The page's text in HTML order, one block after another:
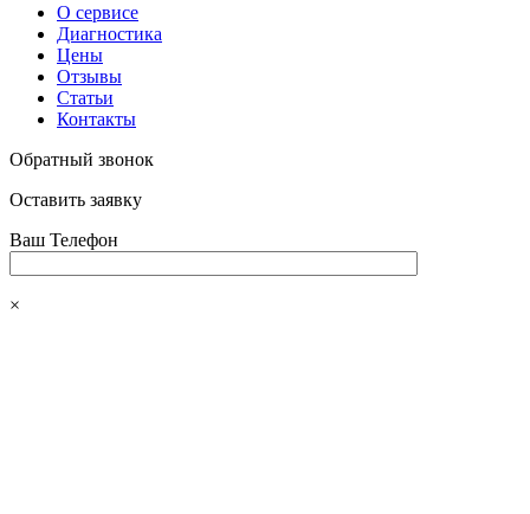
О сервисе
Диагностика
Цены
Отзывы
Статьи
Контакты
Обратный звонок
Оставить заявку
Ваш Телефон
×